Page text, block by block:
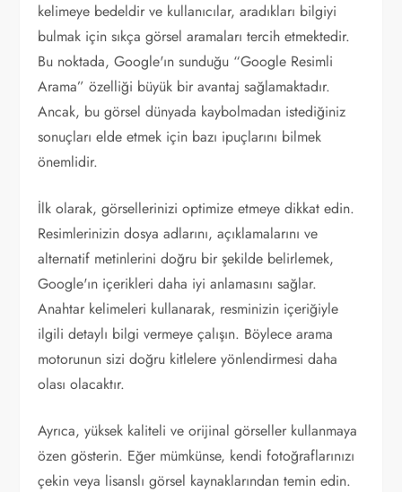
kelimeye bedeldir ve kullanıcılar, aradıkları bilgiyi
bulmak için sıkça görsel aramaları tercih etmektedir.
Bu noktada, Google'ın sunduğu “Google Resimli
Arama” özelliği büyük bir avantaj sağlamaktadır.
Ancak, bu görsel dünyada kaybolmadan istediğiniz
sonuçları elde etmek için bazı ipuçlarını bilmek
önemlidir.
İlk olarak, görsellerinizi optimize etmeye dikkat edin.
Resimlerinizin dosya adlarını, açıklamalarını ve
alternatif metinlerini doğru bir şekilde belirlemek,
Google'ın içerikleri daha iyi anlamasını sağlar.
Anahtar kelimeleri kullanarak, resminizin içeriğiyle
ilgili detaylı bilgi vermeye çalışın. Böylece arama
motorunun sizi doğru kitlelere yönlendirmesi daha
olası olacaktır.
Ayrıca, yüksek kaliteli ve orijinal görseller kullanmaya
özen gösterin. Eğer mümkünse, kendi fotoğraflarınızı
çekin veya lisanslı görsel kaynaklarından temin edin.